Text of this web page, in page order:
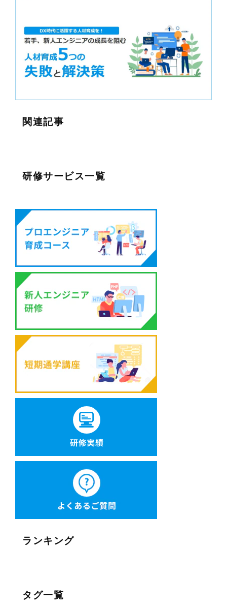
関連記事
研修サービス一覧
ランキング
タグ一覧